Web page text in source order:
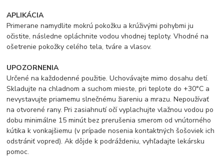
APLIKÁCIA
Primerane namydlite mokrú pokožku a krúživými pohybmi ju
očistite, následne opláchnite vodou vhodnej teploty. Vhodné na
ošetrenie pokožky celého tela, tváre a vlasov.
UPOZORNENIA
Určené na každodenné použitie. Uchovávajte mimo dosahu detí.
Skladujte na chladnom a suchom mieste, pri teplote do +30°C a
nevystavujte priamemu slnečnému žiareniu a mrazu. Nepoužívať
na otvorené rany. Pri zasiahnutí očí vyplachujte vlažnou vodou po
dobu minimálne 15 minút bez prerušenia smerom od vnútorného
kútika k vonkajšiemu (v prípade nosenia kontaktných šošoviek ich
odstrániť vopred). Ak dôjde k podráždeniu, vyhľadajte lekársku
pomoc.